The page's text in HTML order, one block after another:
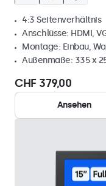
4:3 Seitenverhältnis
Anschlüsse: HDMI,
Montage: Einbau,
Außenmaße: 335 x
CHF 379,00
Ansehen